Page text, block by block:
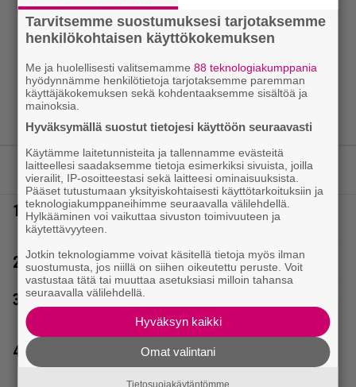
LUETUIMMAT JUTUT
1.
Tältä näyttää Vappu Pimiän perhelomalla
Portugalissa – ”Kaunis mekko”
2. Poliisilla surullinen ilta Kuopiossa eilen
3.
Sampo Kaulanen sai oudon tulehduksen – makaa
hoitolaitteessa nytkähdellen
4.
Katja Ståhl ja Mikko Kuustonen jälleen yhdessä –
herättää kysymyksiä myös julkkiksilta
Tarvitsemme suostumuksesi tarjotaksemme
henkilökohtaisen käyttökokemuksen
Me ja huolellisesti valitsemamme88 teknologiakumppania
hyödynnämme henkilötietoja tarjotaksemme paremman
käyttäjäkokemuksen sekä kohdentaaksemme sisältöä ja
mainoksia.
Hyväksymällä suostut tietojesi käyttöön seuraavasti
Käytämme laitetunnisteita ja tallennamme evästeitä
laitteellesi saadaksemme tietoja esimerkiksi sivuista, joilla
vierailit, IP-osoitteestasi sekä laitteesi ominaisuuksista.
Pääset tutustumaan yksityiskohtaisesti käyttötarkoituksiin ja
teknologiakumppaneihimme seuraavalla välilehdellä.
Hylkääminen voi vaikuttaa sivuston toimivuuteen ja
käytettävyyteen.
Jotkin teknologiamme voivat käsitellä tietoja myös ilman
suostumusta, jos niillä on siihen oikeutettu peruste. Voit
vastustaa tätä tai muuttaa asetuksiasi milloin tahansa
seuraavalla välilehdellä.
Hyväksyn kaikki
Omat valintani